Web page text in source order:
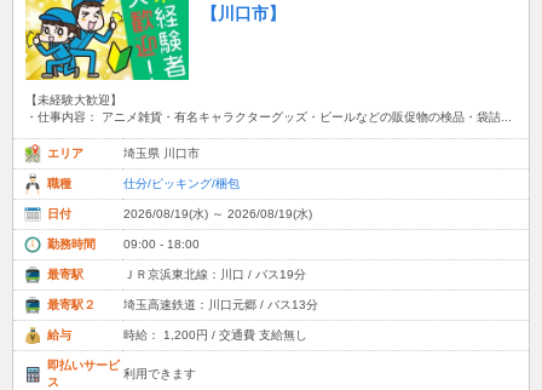
【川口市】
【未経験大歓迎】
・仕事内容： アニメ雑貨・有名キャラクターグッズ・ビールなどの販促物の検品・袋詰...
エリア 埼玉県 川口市
職種 仕分/ピッキング/梱包
日付 2026/08/19(水) ～ 2026/08/19(水)
勤務時間 09:00 - 18:00
最寄駅 ＪＲ京浜東北線：川口 / バス19分
最寄駅２ 埼玉高速鉄道：川口元郷 / バス13分
給与 時給： 1,200円 / 交通費 支給無し
即払いサービ
ス
利用できます